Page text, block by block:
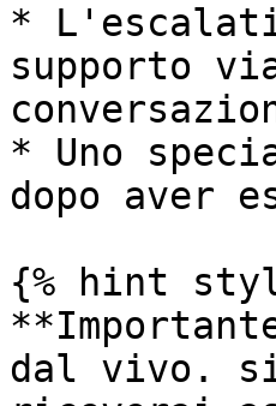
*
supporto
* Uno
dopo aver
{% hint
dal vivo. si